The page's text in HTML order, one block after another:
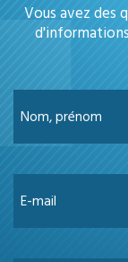
Vous avez des
Nom, prénom
E-mail